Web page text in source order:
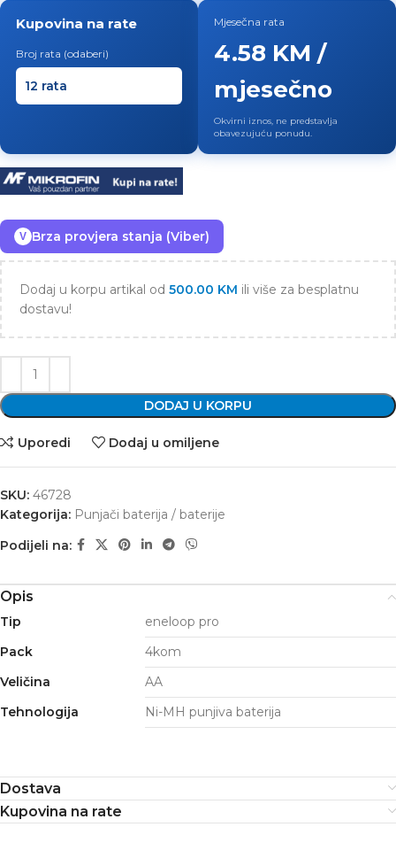
Kupovina na rate
Broj rata (odaberi)
Mjesečna rata
4.58 KM /
mjesečno
Okvirni iznos, ne predstavlja
obavezujuću ponudu.
V Brza provjera stanja (Viber)
Dodaj u korpu artikal od 500.00 KM ili više za besplatnu
dostavu!
DODAJ U KORPU
Uporedi Dodaj u omiljene
SKU: 46728
Kategorija: Punjači baterija / baterije
Podijeli na:
Opis
Tip
eneloop pro
Pack
4kom
Veličina
AA
Tehnologija
Ni-MH punjiva baterija
Dostava
Kupovina na rate